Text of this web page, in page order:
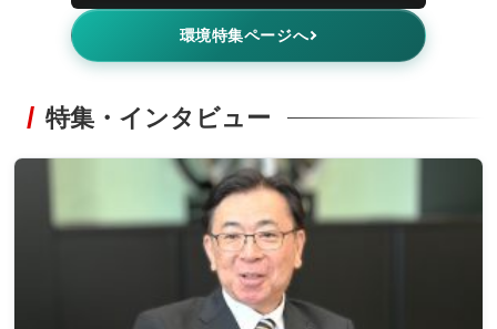
環境特集ページへ
特集・インタビュー